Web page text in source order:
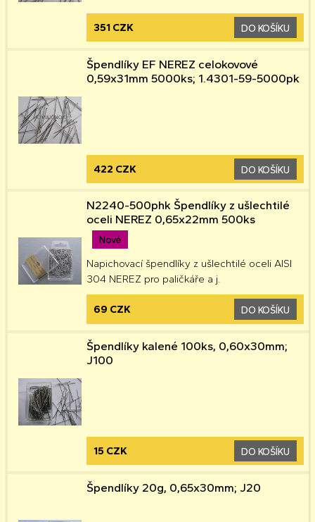
351 CZK DO KOŠÍKU
Špendlíky EF NEREZ celokovové
0,59x31mm 5000ks; 1.4301-59-5000pk
422 CZK DO KOŠÍKU
Nové
N2240-500phk Špendlíky z ušlechtilé
oceli NEREZ 0,65x22mm 500ks
Napichovací špendlíky z ušlechtilé oceli AISI
304 NEREZ pro paličkáře a j.
69 CZK DO KOŠÍKU
Špendlíky kalené 100ks, 0,60x30mm;
J100
15 CZK DO KOŠÍKU
Špendlíky 20g, 0,65x30mm; J20